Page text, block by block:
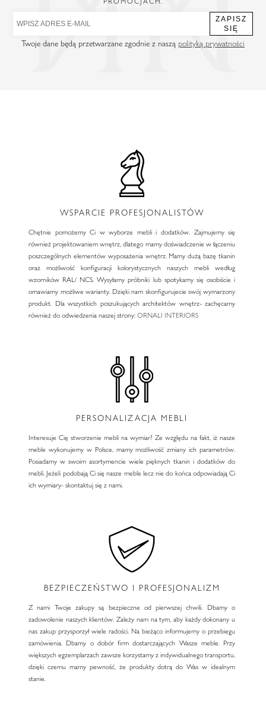
ZAPISZ
SIĘ
Twoje dane będą przetwarzane zgodnie z naszą polityką prywatności
WSPARCIE PROFESJONALISTÓW
Chętnie pomożemy Ci w wyborze mebli i dodatków. Zajmujemy się
również projektowaniem wnętrz, dlatego mamy doświadczenie w łączeniu
poszczególnych elementów wyposażenia wnętrz. Mamy dużą bazę tkanin
oraz możliwość konfiguracji kolorystycznych naszych mebli według
wzorników RAL/ NCS. Wysyłamy próbniki lub spotykamy się osobiście i
omawiamy możliwe warianty. Dzięki nam skonfigurujecie swój wymarzony
produkt. Dla wszystkich poszukujących architektów wnętrz- zachęcamy
również do odwiedzenia naszej strony:ORNALI INTERIORS
PERSONALIZACJA MEBLI
Interesuje Cię stworzenie mebli na wymiar? Ze względu na fakt, iż nasze
meble wykonujemy w Polsce, mamy możliwość zmiany ich parametrów.
Posiadamy w swoim asortymencie wiele pięknych tkanin i dodatków do
mebli. Jeżeli podobają Ci się nasze meble lecz nie do końca odpowiadają Ci
ich wymiary- skontaktuj się z nami.
BEZPIECZEŃSTWO I PROFESJONALIZM
Z nami Twoje zakupy są bezpieczne od pierwszej chwili. Dbamy o
zadowolenie naszych klientów. Zależy nam na tym, aby każdy dokonany u
nas zakup przysporzył wiele radości. Na bieżąco informujemy o przebiegu
zamówienia. Dbamy o dobór firm dostarczających Wasze meble. Przy
większych egzemplarzach zawsze korzystamy z indywidualnego transportu,
dzięki czemu mamy pewność, że produkty dotrą do Was w idealnym
stanie.